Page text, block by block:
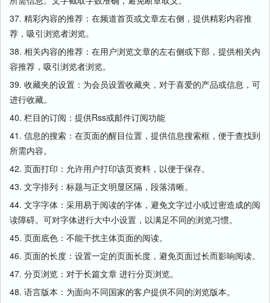
37. 精彩内容的推荐：在频道首页或文章左右侧，提供精彩内容推
荐，吸引浏览者浏览。
38. 相关内容的推荐：在用户浏览文章的左右侧或下部，提供相关内
容推荐，吸引浏览者浏览。
39. 收藏夹的设置：为会员设置收藏夹，对于喜爱的产品或信息，可
进行收藏。
40. 栏目的订阅：提供Rss或邮件订阅功能
41. 信息的搜索：在页面的醒目位置，提供信息搜索框，便于查找到
所需内容。
42. 页面打印：允许用户打印该页资料，以便于保存。
43. 文字排列：标题与正文明显区隔，段落清晰。
44. 文字字体：采用易于阅读的字体，避免文字过小或过密造成的阅
读障碍。可对字体进行大中小设置，以满足不同的浏览习惯。
45. 页面底色：不能干扰主体页面的阅读。
46. 页面的长度：设置一定的页面长度，避免页面过长而影响阅读。
47. 分页浏览：对于长篇文章 进行分页浏览。
48. 语言版本：为面向不同国家的客户提供不同的浏览版本。